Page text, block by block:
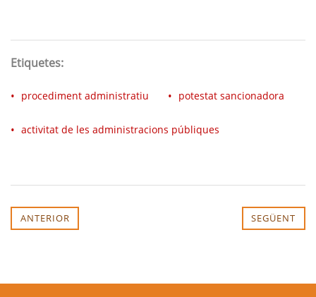
Etiquetes:
procediment administratiu potestat sancionadora
activitat de les administracions públiques
ANTERIOR SEGÜENT